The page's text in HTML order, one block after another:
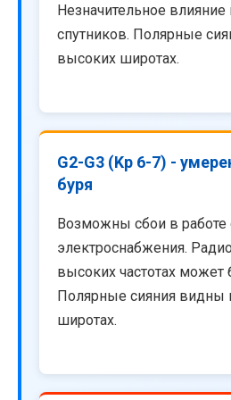
Незначительное влияние
спутников. Полярные
высоких широтах.
G2-G3 (Kp 6-7) -
буря
Возможны сбои в работе
электроснабжения.
высоких частотах может
Полярные сияния видны
широтах.